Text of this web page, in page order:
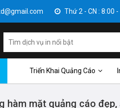
Thứ 2 - CN : 8:00
Triển Khai Quảng Cáo
hàm mặt quảng cáo